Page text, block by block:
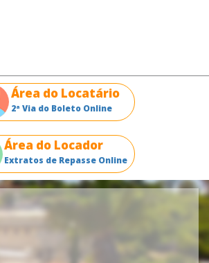
Área do Locatário
2ª Via do Boleto Online
Área do Locador
Extratos de Repasse Online